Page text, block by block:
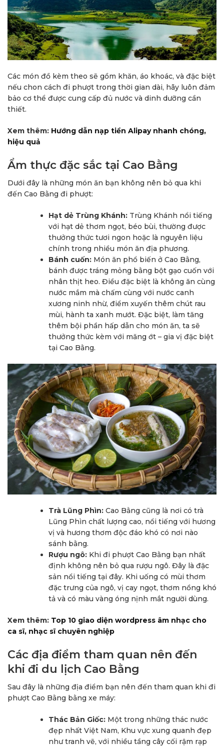
Các món đồ kèm theo sẽ gồm khăn, áo khoác, và đặc biệt
nếu chon cách đi phượt trong thời gian dài, hãy luôn đảm
bảo cơ thể được cung cấp đủ nước và dinh dưỡng cần
thiết.
Xem thêm: Hướng dẫn nạp tiền Alipay nhanh chóng,
hiệu quả
Ẩm thực đặc sắc tại Cao Bằng
Dưới đây là những món ăn bạn không nên bỏ qua khi
đến Cao Bằng đi phượt:
Hạt dẻ Trùng Khánh: Trùng Khánh nổi tiếng
với hạt dẻ thơm ngọt, béo bùi, thường được
thưởng thức tươi ngon hoặc là nguyên liệu
chính trong nhiều món ăn địa phương.
Bánh cuốn: Món ăn phổ biến ở Cao Bằng,
bánh được tráng mỏng bằng bột gạo cuốn với
nhân thịt heo. Điều đặc biệt là không ăn cùng
nước mắm mà chấm cùng với nước canh
xương ninh nhừ, điểm xuyến thêm chút rau
mùi, hành ta xanh mướt. Đặc biệt, làm tăng
thêm bội phần hấp dẫn cho món ăn, ta sẽ
thưởng thức kèm với măng ớt – gia vị đặc biệt
tại Cao Bằng.
Trà Lũng Phìn: Cao Bằng cũng là nơi có trà
Lũng Phìn chất lượng cao, nổi tiếng với hương
vị và hương thơm độc đáo khó có nơi nào
sánh bằng.
Rượu ngô: Khi đi phượt Cao Bằng bạn nhất
định không nên bỏ qua rượu ngô. Đây là đặc
sản nổi tiếng tại đây. Khi uống có mùi thơm
đặc trưng của ngô, vị cay ngọt, thơm nồng khó
tả và có màu vàng óng nịnh mắt người dùng.
Xem thêm: Top 10 giao diện wordpress âm nhạc cho
ca sĩ, nhạc sĩ chuyên nghiệp
Các địa điểm tham quan nên đến
khi đi du lịch Cao Bằng
Sau đây là những địa điểm bạn nên đến tham quan khi đi
phượt Cao Bằng bằng xe máy:
Thác Bản Giốc: Một trong những thác nước
đẹp nhất Việt Nam, Khu vực xung quanh đẹp
như tranh vẽ, với nhiều tầng cây cối rậm rạp